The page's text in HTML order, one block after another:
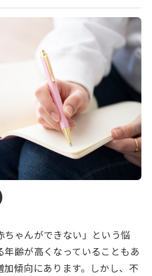
ゃんができない」という悩
齢が高くなっていることもあ
加傾向にあります。しかし、不